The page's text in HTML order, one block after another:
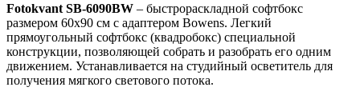
Fotokvant SB-6090BW – быстрораскладной софтбокс
размером 60х90 см с адаптером Bowens. Легкий
прямоугольный софтбокс (квадробокс) специальной
конструкции, позволяющей собрать и разобрать его одним
движением. Устанавливается на студийный осветитель для
получения мягкого светового потока.